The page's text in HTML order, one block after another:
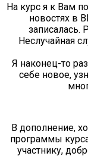
На курс я к Вам
новостях в
записалась.
Неслучайная
Я наконец-то
себе новое,
В дополнение,
программы
участнику,